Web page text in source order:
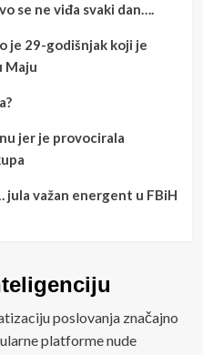
se ne viđa svaki dan….
je 29-godišnjak koji je
Maju
jer je provocirala
jula važan energent u FBiH
poslovanja značajno
platforme nude